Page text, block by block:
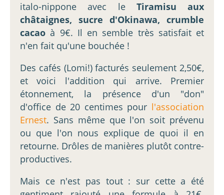
italo-nippone avec le Tiramisu aux
châtaignes, sucre d'Okinawa, crumble
cacao à 9€. Il en semble très satisfait et
n'en fait qu'une bouchée !
Des cafés (Lomi!) facturés seulement 2,50€,
et voici l'addition qui arrive. Premier
étonnement, la présence d'un "don"
d'office de 20 centimes pour l'association
Ernest. Sans même que l'on soit prévenu
ou que l'on nous explique de quoi il en
retourne. Drôles de manières plutôt contre-
productives.
Mais ce n'est pas tout : sur cette a été